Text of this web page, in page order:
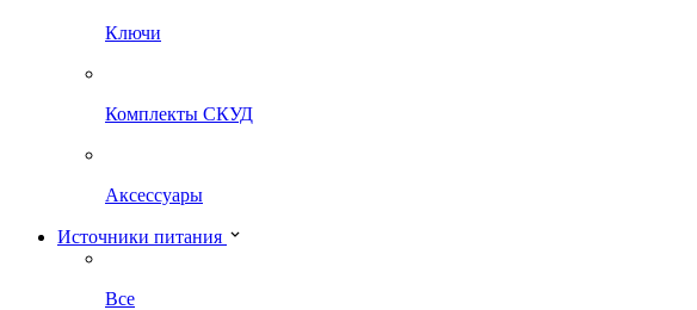
Ключи
Комплекты СКУД
Аксессуары
Источники питания
Все